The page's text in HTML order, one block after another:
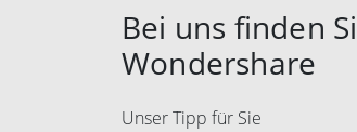
Bei uns finden
Wondershare
Unser Tipp für Sie